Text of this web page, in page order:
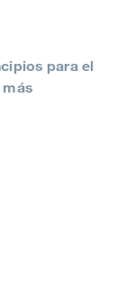
para el